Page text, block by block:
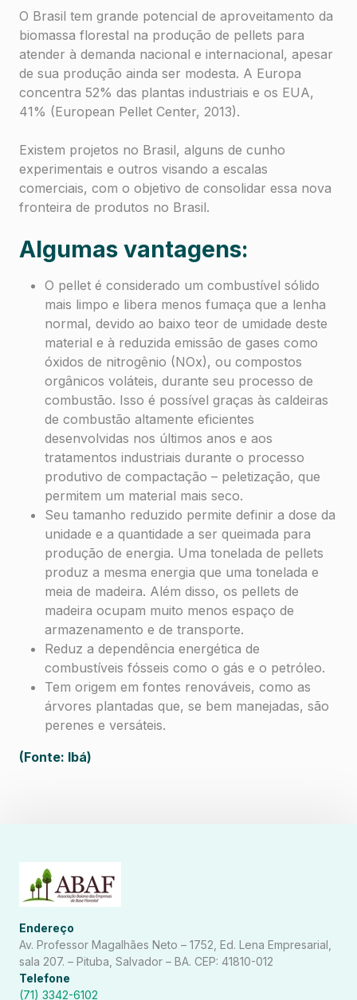
O Brasil tem grande potencial de aproveitamento da
biomassa florestal na produção de pellets para
atender à demanda nacional e internacional, apesar
de sua produção ainda ser modesta. A Europa
concentra 52% das plantas industriais e os EUA,
41% (European Pellet Center, 2013).
Existem projetos no Brasil, alguns de cunho
experimentais e outros visando a escalas
comerciais, com o objetivo de consolidar essa nova
fronteira de produtos no Brasil.
Algumas vantagens:
O pellet é considerado um combustível sólido
mais limpo e libera menos fumaça que a lenha
normal, devido ao baixo teor de umidade deste
material e à reduzida emissão de gases como
óxidos de nitrogênio (NOx), ou compostos
orgânicos voláteis, durante seu processo de
combustão. Isso é possível graças às caldeiras
de combustão altamente eficientes
desenvolvidas nos últimos anos e aos
tratamentos industriais durante o processo
produtivo de compactação – peletização, que
permitem um material mais seco.
Seu tamanho reduzido permite definir a dose da
unidade e a quantidade a ser queimada para
produção de energia. Uma tonelada de pellets
produz a mesma energia que uma tonelada e
meia de madeira. Além disso, os pellets de
madeira ocupam muito menos espaço de
armazenamento e de transporte.
Reduz a dependência energética de
combustíveis fósseis como o gás e o petróleo.
Tem origem em fontes renováveis, como as
árvores plantadas que, se bem manejadas, são
perenes e versáteis.
(Fonte: Ibá)
Endereço
Av. Professor Magalhães Neto – 1752, Ed. Lena Empresarial,
sala 207. – Pituba, Salvador – BA. CEP: 41810-012
Telefone
(71) 3342-6102